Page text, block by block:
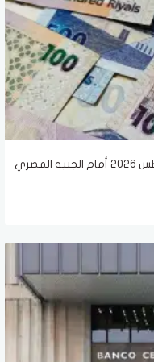
سعر الريال القطري اليوم الخميس 6 أغسطس 2026 أمام الجنيه المصري